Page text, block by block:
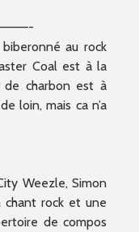
au rock
Coal est à la
de charbon est à
loin, mais ca n’a
Weezle, Simon
chant rock et une
de compos